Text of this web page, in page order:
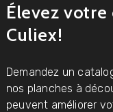
Élevez
Culiex!
Demandez un
nos planches à
peuvent améliorer